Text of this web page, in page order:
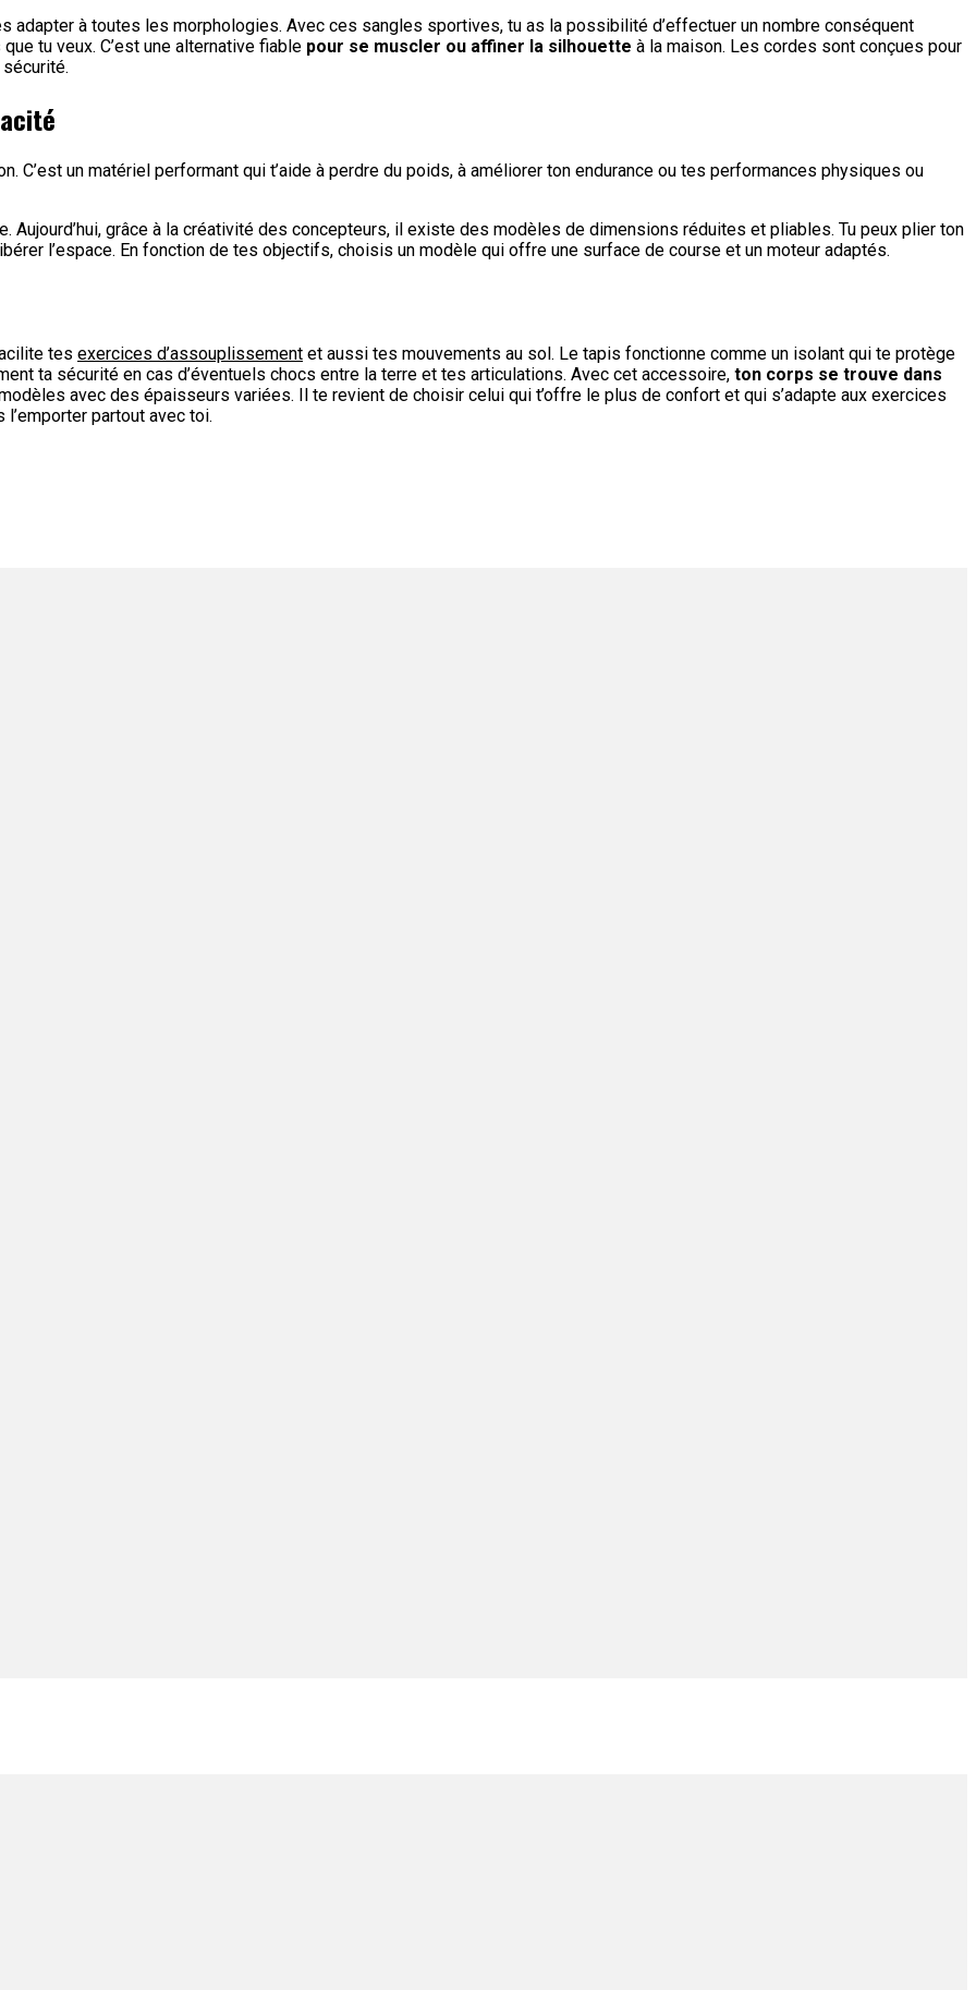
adapter à toutes les morphologies. Avec ces sangles sportives, tu as la possibilité d’effectuer un nombre conséquent
tu veux. C’est une alternative fiable pour se muscler ou affiner la silhouette à la maison. Les cordes sont conçues pour
C’est un matériel performant qui t’aide à perdre du poids, à améliorer ton endurance ou tes performances physiques ou
Aujourd’hui, grâce à la créativité des concepteurs, il existe des modèles de dimensions réduites et pliables. Tu peux plier ton
l’espace. En fonction de tes objectifs, choisis un modèle qui offre une surface de course et un moteur adaptés.
tes exercices d’assouplissement et aussi tes mouvements au sol. Le tapis fonctionne comme un isolant qui te protège
ta sécurité en cas d’éventuels chocs entre la terre et tes articulations. Avec cet accessoire, ton corps se trouve dans
avec des épaisseurs variées. Il te revient de choisir celui qui t’offre le plus de confort et qui s’adapte aux exercices
partout avec toi.